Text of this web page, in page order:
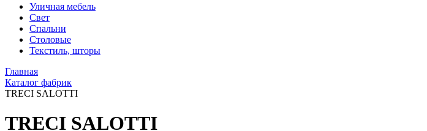
Уличная мебель
Свет
Спальни
Столовые
Текстиль, шторы
Главная
Каталог фабрик
TRECI SALOTTI
TRECI SALOTTI